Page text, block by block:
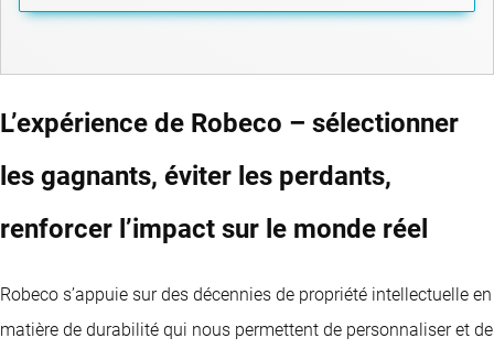
L’expérience de Robeco – sélectionner
les gagnants, éviter les perdants,
renforcer l’impact sur le monde réel
Robeco s’appuie sur des décennies de propriété intellectuelle en
matière de durabilité qui nous permettent de personnaliser et de